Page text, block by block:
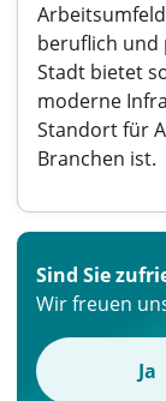
beruflich und
Stadt bietet
moderne
Standort für
Branchen ist.
Sind Sie
Wir freuen
Ja